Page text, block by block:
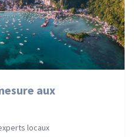
aux
locaux